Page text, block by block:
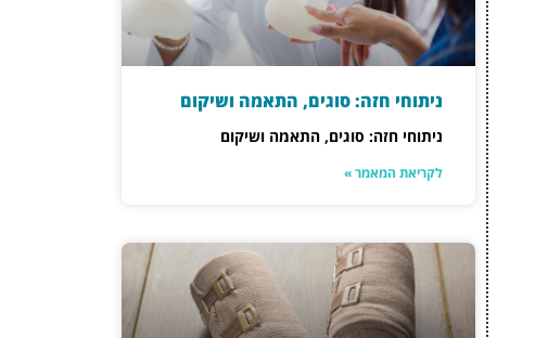
ניתוחי חזה: סוגים, התאמה ושיקום
ניתוחי חזה: סוגים, התאמה ושיקום
לקריאת המאמר »